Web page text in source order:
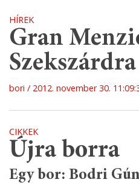
HÍREK
Gran
Szekszárdra
bori 2012. november 30.
CIKKEK
Újra borra
Egy bor: Bodri